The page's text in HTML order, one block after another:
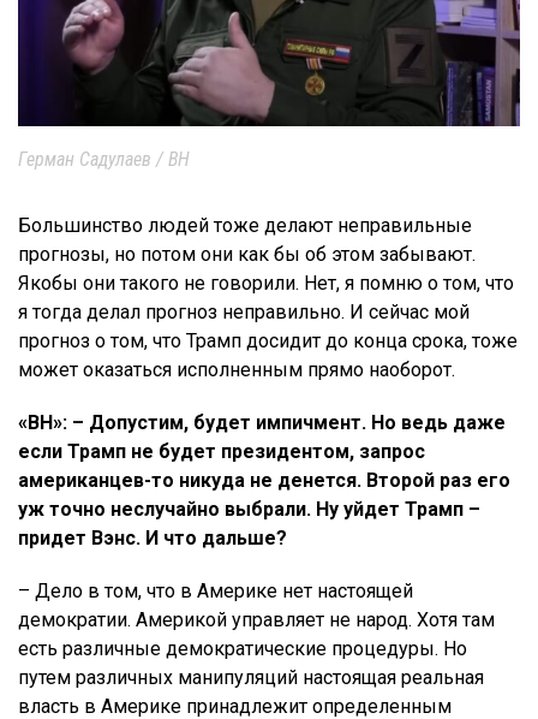
Герман Садулаев / ВН
Большинство людей тоже делают неправильные
прогнозы, но потом они как бы об этом забывают.
Якобы они такого не говорили. Нет, я помню о том, что
я тогда делал прогноз неправильно. И сейчас мой
прогноз о том, что Трамп досидит до конца срока, тоже
может оказаться исполненным прямо наоборот.
«ВН»: – Допустим, будет импичмент. Но ведь даже
если Трамп не будет президентом, запрос
американцев-то никуда не денется. Второй раз его
уж точно неслучайно выбрали. Ну уйдет Трамп –
придет Вэнс. И что дальше?
– Дело в том, что в Америке нет настоящей
демократии. Америкой управляет не народ. Хотя там
есть различные демократические процедуры. Но
путем различных манипуляций настоящая реальная
власть в Америке принадлежит определенным